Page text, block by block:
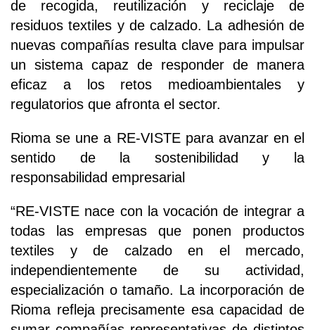
de recogida, reutilización y reciclaje de
residuos textiles y de calzado. La adhesión de
nuevas compañías resulta clave para impulsar
un sistema capaz de responder de manera
eficaz a los retos medioambientales y
regulatorios que afronta el sector.
Rioma se une a RE-VISTE para avanzar en el
sentido de la sostenibilidad y la
responsabilidad empresarial
“RE-VISTE nace con la vocación de integrar a
todas las empresas que ponen productos
textiles y de calzado en el mercado,
independientemente de su actividad,
especialización o tamaño. La incorporación de
Rioma refleja precisamente esa capacidad de